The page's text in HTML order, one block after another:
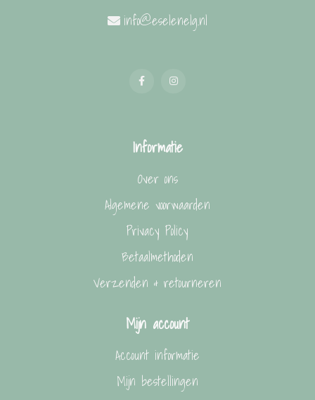
info@eselenelg.nl
Informatie
Over ons
Algemene voorwaarden
Privacy Policy
Betaalmethoden
Verzenden & retourneren
Mijn account
Account informatie
Mijn bestellingen